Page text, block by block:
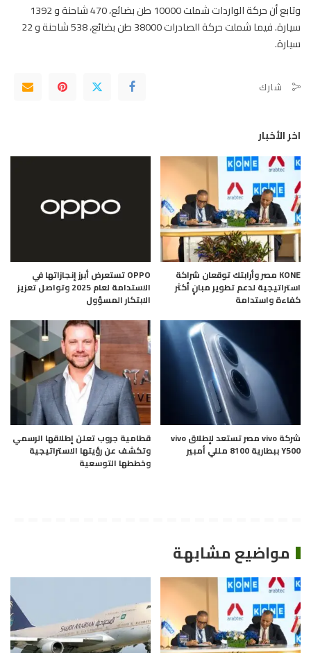
وتابع أن حركة الواردات شملت 10000 طن بضائع، 470 شاحنة و 1392
سيارة. فيما شملتحركة الصادرات
38000 طن بضائع، 538 شاحنة و 22
سيارة.
شارك
اخر الأخبار
KONE مصر وأرابتك توقعان شراكة
استراتيجية لدعم تطوير مبانٍ أكثر
كفاءة واستدامة
OPPO تستعرض أبرز إنجازاتها في
الاستدامة لعام 2025 وتواصل تعزيز
الابتكار المسؤول
شركة vivo مصر تستعد لإطلاق vivo
Y500 ببطارية 8100 مللي أمبير
قطامية جروب تعلن إطلاقها الرسمي
وتكشف عن رؤيتها الاستراتيجية
وخططها التوسعية
مواضيع مشابهة